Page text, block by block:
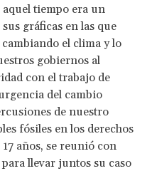
aquel tiempo era un
gráficas en las que
el clima y lo
gobiernos al
con el trabajo de
del cambio
de nuestro
fósiles en los derechos
años, se reunió con
llevar juntos su caso